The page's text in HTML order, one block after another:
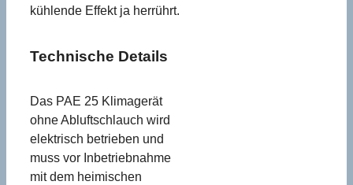
kühlende Effekt ja herrührt.
Technische Details
Das PAE 25 Klimagerät
ohne Abluftschlauch wird
elektrisch betrieben und
muss vor Inbetriebnahme
mit dem heimischen